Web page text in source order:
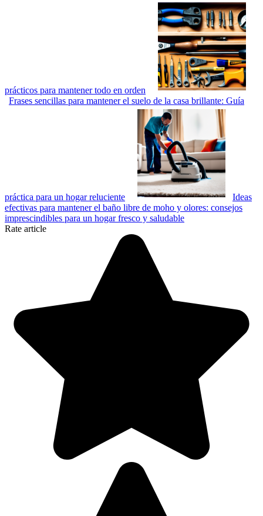
prácticos para mantener todo en orden
Frases sencillas para mantener el suelo de la casa brillante: Guía
práctica para un hogar reluciente
Ideas
efectivas para mantener el baño libre de moho y olores: consejos
imprescindibles para un hogar fresco y saludable
Rate article